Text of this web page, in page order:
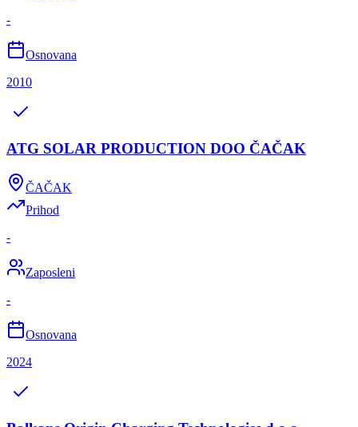
-
Osnovana
2010
ATG SOLAR PRODUCTION DOO ČAČAK
ČAČAK
Prihod
-
Zaposleni
-
Osnovana
2024